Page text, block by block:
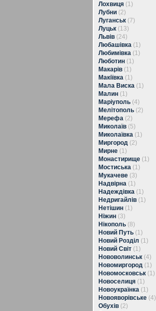
Лохвиця (1)
Лубни (2)
Луганськ (7)
Луцьк (13)
Львів (24)
Любашівка (1)
Любимівка (1)
Люботин (1)
Макарів (1)
Макіївка (1)
Мала Виска (1)
Малин (1)
Маріуполь (4)
Мелітополь (2)
Мерефа (2)
Миколаїв (5)
Миколаївка (1)
Миргород (2)
Мирне (1)
Монастирище (1)
Мостиська (1)
Мукачеве (3)
Надвірна (1)
Надеждівка (1)
Недригайлів (1)
Нетішин (1)
Ніжин (3)
Нікополь (8)
Новий Путь (1)
Новий Розділ (1)
Новий Світ (1)
Нововолинськ (4)
Новомиргород (1)
Новомосковськ (1)
Новоселиця (1)
Новоукраїнка (1)
Новояворівське (4)
Обухів (2)